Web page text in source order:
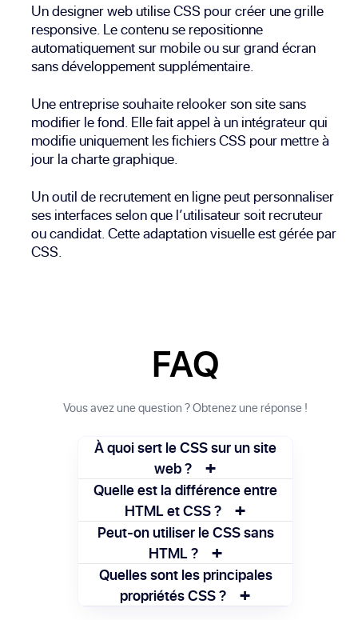
Un designer web utilise CSS pour créer une grille
responsive. Le contenu se repositionne
automatiquement sur mobile ou sur grand écran
sans développement supplémentaire.
Une entreprise souhaite relooker son site sans
modifier le fond. Elle fait appel à un intégrateur qui
modifie uniquement les fichiers CSS pour mettre à
jour la charte graphique.
Un outil de recrutement en ligne peut personnaliser
ses interfaces selon que l’utilisateur soit recruteur
ou candidat. Cette adaptation visuelle est gérée par
CSS.
FAQ
Vous avez une question ? Obtenez une réponse !
À quoi sert le CSS sur un site
web ?
+
Le CSS permet de contrôler l’apparence
du site : couleurs, polices, tailles, marges,
disposition des éléments, etc.
Quelle est la différence entre
HTML et CSS ?
+
HTML sert à structurer le contenu d’une
page web, tandis que CSS gère la mise en
forme visuelle de ce contenu.
Peut-on utiliser le CSS sans
HTML ?
+
Le CSS est fait pour styliser du HTML. Il ne
sert à rien seul, car il a besoin d’un
contenu à mettre en forme.
Quelles sont les principales
propriétés CSS ?
+